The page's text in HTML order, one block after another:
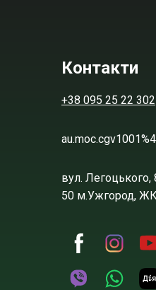
Контакти
+38 095 25 22 302
вул. Легоцького,
50 м.Ужгород, ЖК